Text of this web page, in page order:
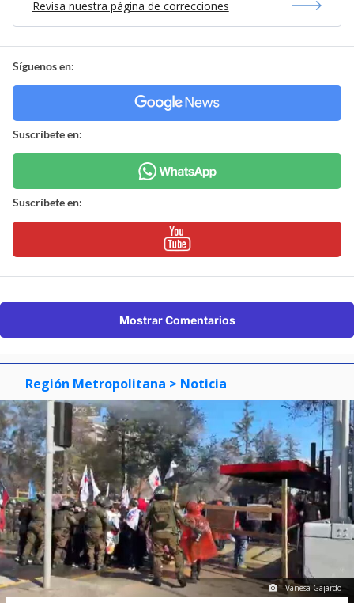
Revisa nuestra página de correcciones
Síguenos en:
Suscríbete en:
Suscríbete en:
Mostrar Comentarios
Región Metropolitana > Noticia
Vanesa Gajardo